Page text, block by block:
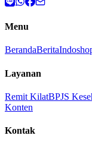
Menu
BerandaBerita
Layanan
Remit KilatBPJS
Konten
Kontak